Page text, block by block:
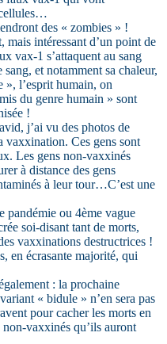
des « zombies » !
intéressant d’un point de
vax-1 s’attaquent au sang
et notamment sa chaleur,
», l’esprit humain, on
du genre humain » sont
!
j’ai vu des photos de
vaxxination. Ces gens sont
Les gens non-vaxxinés
à distance des gens
à leur tour…C’est une
pandémie ou 4ème vague
soi-disant tant de morts,
vaxxinations destructrices !
en écrasante majorité, qui
: la prochaine
« bidule » n’en sera pas
pour cacher les morts en
non-vaxxinés qu’ils auront